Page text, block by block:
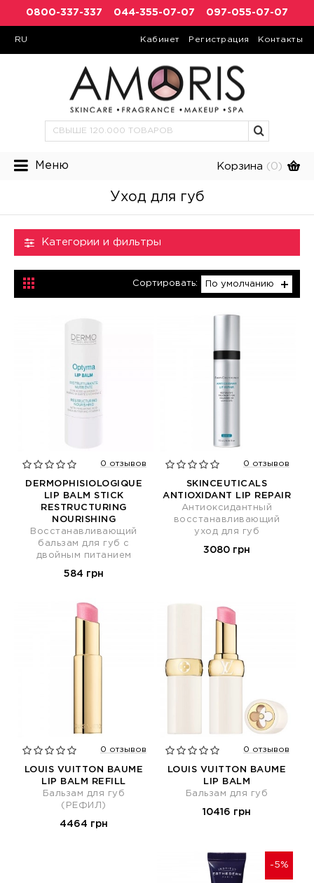
0800-337-337 044-355-07-07 097-055-07-07
RU Кабинет Регистрация Контакты
Меню Корзина (0)
Уход для губ
Категории и фильтры
Сортировать: По умолчанию
0 отзывов
DERMOPHISIOLOGIQUE
LIP BALM STICK
RESTRUCTURING
NOURISHING
Восстанавливающий
бальзам для губ с
двойным питанием
584 грн
0 отзывов
SKINCEUTICALS
ANTIOXIDANT LIP REPAIR
Антиоксидантный
восстанавливающий
уход для губ
3080 грн
0 отзывов
LOUIS VUITTON BAUME
LIP BALM REFILL
Бальзам для губ
(РЕФИЛ)
4464 грн
0 отзывов
LOUIS VUITTON BAUME
LIP BALM
Бальзам для губ
10416 грн
-5%